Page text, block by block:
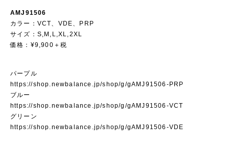
AMJ91506
カラー：VCT、VDE、PRP
サイズ：S,M,L,XL,2XL
価格：¥9,900＋税
パープル
https://shop.newbalance.jp/shop/g/gAMJ91506-PRP
ブルー
https://shop.newbalance.jp/shop/g/gAMJ91506-VCT
グリーン
https://shop.newbalance.jp/shop/g/gAMJ91506-VDE